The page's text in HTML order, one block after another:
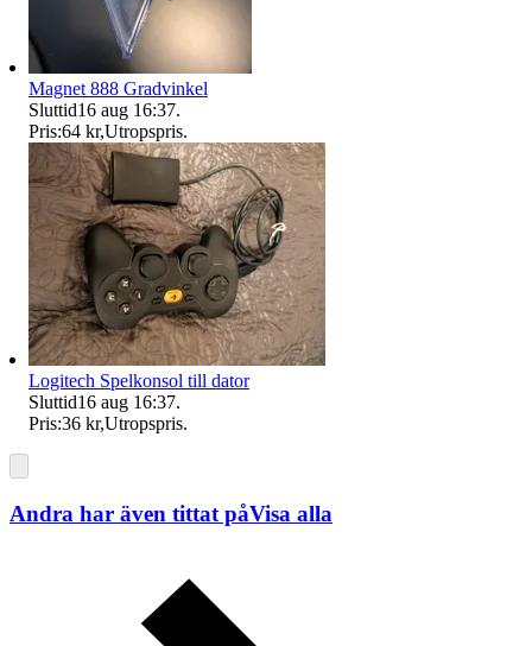
Magnet 888 Gradvinkel
Sluttid16 aug 16:37.
Pris:64 kr,Utropspris.
Logitech Spelkonsol till dator
Sluttid16 aug 16:37.
Pris:36 kr,Utropspris.
Andra har även tittat påVisa alla